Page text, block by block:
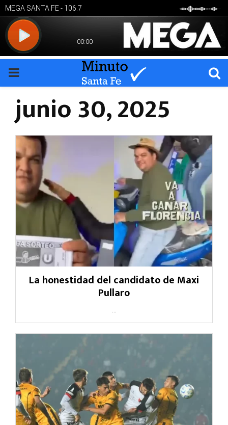
PRIMARY
MENU
junio 30, 2025
La honestidad del candidato de Maxi
Pullaro
...